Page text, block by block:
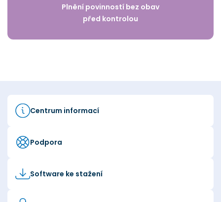
Plnění povinností bez obav
před kontrolou
Centrum informací
Podpora
Software ke stažení